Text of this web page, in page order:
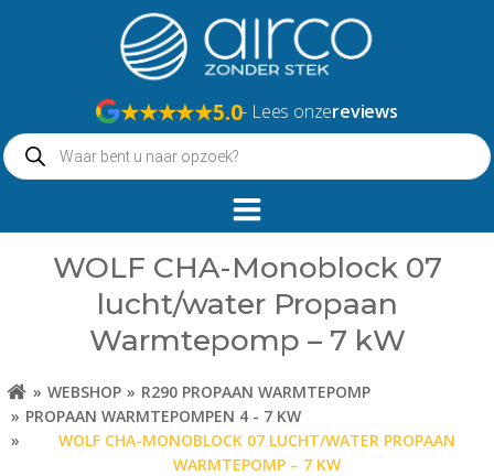
★★★★★5.0- Lees onzereviews
Producten
zoeken
WOLF CHA-Monoblock 07
lucht/water Propaan
Warmtepomp – 7 kW
WEBSHOP
R290 PROPAAN WARMTEPOMP
PROPAAN WARMTEPOMPEN 4 - 7 KW
WOLF CHA-MONOBLOCK 07 LUCHT/WATER PROPAAN
WARMTEPOMP – 7 KW